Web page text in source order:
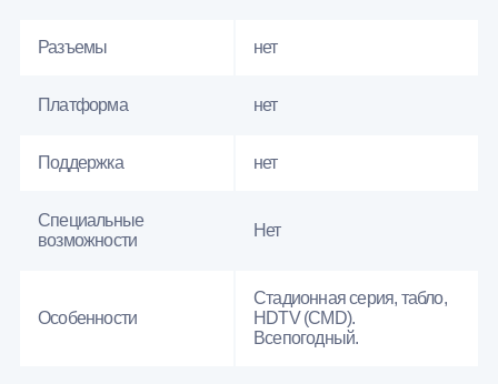
Разъемы нет
Платформа нет
Поддержка нет
Специальные
возможности
Нет
Особенности
Стадионная серия, табло,
HDTV (CMD).
Всепогодный.